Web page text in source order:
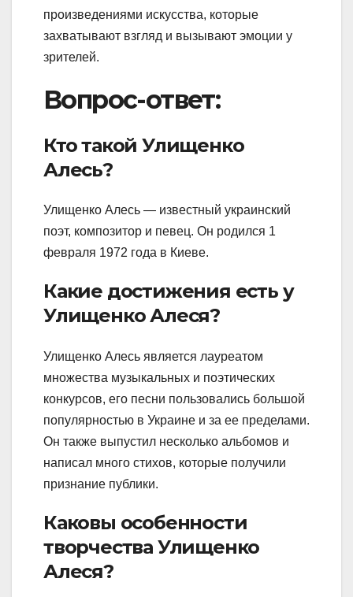
произведениями искусства, которые
захватывают взгляд и вызывают эмоции у
зрителей.
Вопрос-ответ:
Кто такой Улищенко
Алесь?
Улищенко Алесь — известный украинский
поэт, композитор и певец. Он родился 1
февраля 1972 года в Киеве.
Какие достижения есть у
Улищенко Алеся?
Улищенко Алесь является лауреатом
множества музыкальных и поэтических
конкурсов, его песни пользовались большой
популярностью в Украине и за ее пределами.
Он также выпустил несколько альбомов и
написал много стихов, которые получили
признание публики.
Каковы особенности
творчества Улищенко
Алеся?